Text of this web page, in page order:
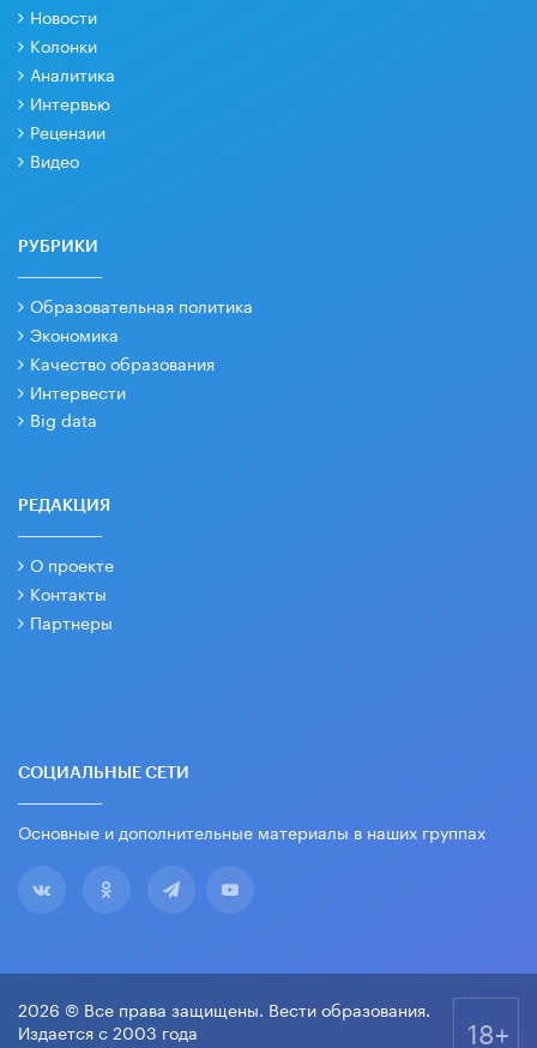
Новости
Колонки
Аналитика
Интервью
Рецензии
Видео
РУБРИКИ
Образовательная политика
Экономика
Качество образования
Интервести
Big data
РЕДАКЦИЯ
О проекте
Контакты
Партнеры
СОЦИАЛЬНЫЕ СЕТИ
Основные и дополнительные материалы в наших группах
2026 © Все права защищены. Вести образования.
Издается с 2003 года
18+